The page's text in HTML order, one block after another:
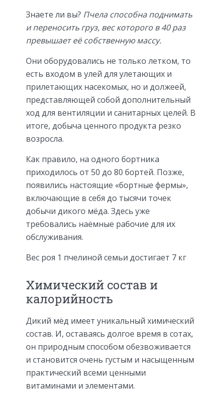
Знаете ли вы? Пчела способна поднимать
и переносить груз, вес которого в 40 раз
превышает её собственную массу.
Они оборудовались не только летком, то
есть входом в улей для улетающих и
прилетающих насекомых, но и должеей,
представляющей собой дополнительный
ход для вентиляции и санитарных целей. В
итоге, добыча ценного продукта резко
возросла.
Как правило, на одного бортника
приходилось от 50 до 80 бортей. Позже,
появились настоящие «бортные фермы»,
включающие в себя до тысячи точек
добычи дикого мёда. Здесь уже
требовались наёмные рабочие для их
обслуживания.
Вес роя 1 пчелиной семьи достигает 7 кг
Химический состав и
калорийность
Дикий мёд имеет уникальный химический
состав. И, оставаясь долгое время в сотах,
он природным способом обезвоживается
и становится очень густым и насыщенным
практический всеми ценными
витаминами и элементами.